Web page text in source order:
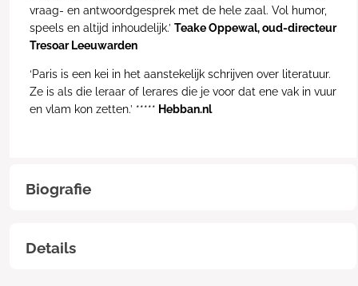
vraag- en antwoordgesprek met de hele zaal. Vol humor,
speels en altijd inhoudelijk.’ Teake Oppewal, oud-directeur
Tresoar Leeuwarden
‘Paris is een kei in het aanstekelijk schrijven over literatuur.
Ze is als die leraar of lerares die je voor dat ene vak in vuur
en vlam kon zetten.’ ***** Hebban.nl
Biografie
Details